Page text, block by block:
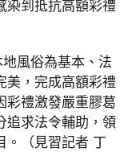
染到抵抗高額彩禮
風俗為基本、法
美，完成高額彩禮
彩禮激發嚴重膠葛
追求法令輔助，領
。（見習記者 丁